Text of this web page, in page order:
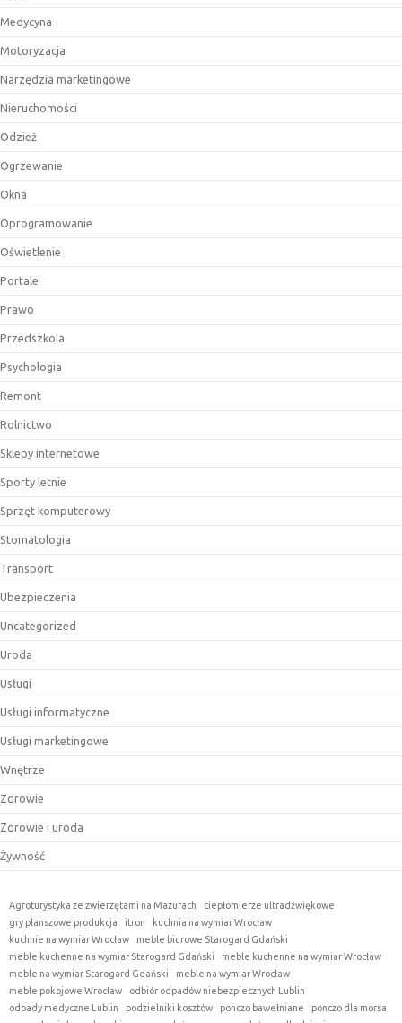
Medycyna
Motoryzacja
Narzędzia marketingowe
Nieruchomości
Odzież
Ogrzewanie
Okna
Oprogramowanie
Oświetlenie
Portale
Prawo
Przedszkola
Psychologia
Remont
Rolnictwo
Sklepy internetowe
Sporty letnie
Sprzęt komputerowy
Stomatologia
Transport
Ubezpieczenia
Uncategorized
Uroda
Usługi
Usługi informatyczne
Usługi marketingowe
Wnętrze
Zdrowie
Zdrowie i uroda
Żywność
Agroturystyka ze zwierzętami na Mazurach
ciepłomierze ultradźwiękowe
gry planszowe produkcja
itron
kuchnia na wymiar Wrocław
kuchnie na wymiar Wrocław
meble biurowe Starogard Gdański
meble kuchenne na wymiar Starogard Gdański
meble kuchenne na wymiar Wrocław
meble na wymiar Starogard Gdański
meble na wymiar Wrocław
meble pokojowe Wrocław
odbiór odpadów niebezpiecznych Lublin
odpady medyczne Lublin
podzielniki kosztów ponczo bawełniane
ponczo dla morsa